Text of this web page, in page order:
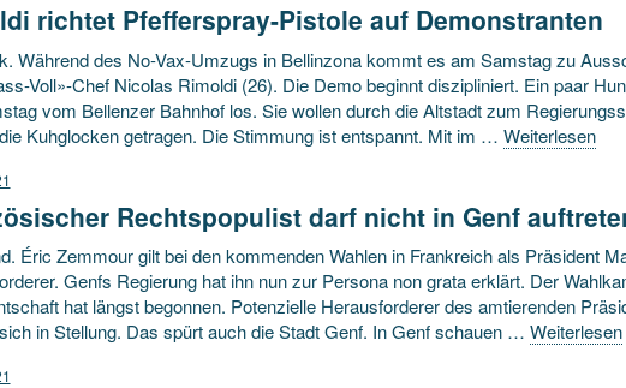
richtet Pfefferspray-Pistole auf Demonstranten
Während des No-Vax-Umzugs in Bellinzona kommt es am Samstag zu
Voll»-Chef Nicolas Rimoldi (26). Die Demo beginnt diszipliniert. Ein paar
vom Bellenzer Bahnhof los. Sie wollen durch die Altstadt zum
Kuhglocken getragen. Die Stimmung ist entspannt. Mit im … Weiterlesen
Rechtspopulist darf nicht in Genf
Éric Zemmour gilt bei den kommenden Wahlen in Frankreich als Präsident
Genfs Regierung hat ihn nun zur Persona non grata erklärt. Der
hat längst begonnen. Potenzielle Herausforderer des amtierenden
in Stellung. Das spürt auch die Stadt Genf. In Genf schauen … Weiterlesen